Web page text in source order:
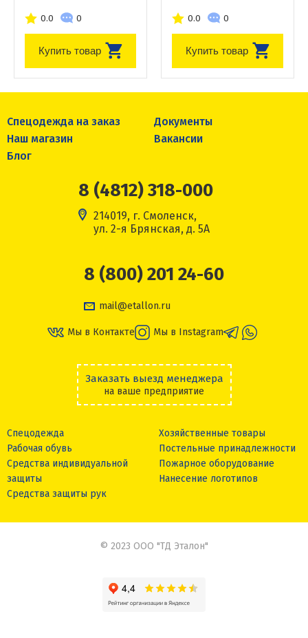
0.0 0
Купить товар
0.0 0
Купить товар
Спецодежда на заказ
Документы
Наш магазин
Вакансии
Блог
8 (4812) 318-000
214019, г. Смоленск,
ул. 2-я Брянская, д. 5А
8 (800) 201 24-60
mail@etallon.ru
Мы в Контакте Мы в Instagram
Заказать выезд менеджера
на ваше предприятие
Спецодежда
Рабочая обувь
Средства индивидуальной
защиты
Средства защиты рук
Хозяйственные товары
Постельные принадлежности
Пожарное оборудование
Нанесение логотипов
© 2023 ООО "ТД Эталон"